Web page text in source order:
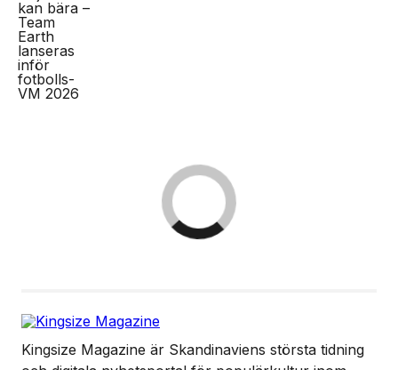
NYHETER
Den 18 juli samlar EA SPORTS fotbollsikonerna
David Beckham, Zinédine Zidane och Zlatan
I det öppna och ocensurerade samtalet, som leds av
berättelser och perspektiv på ögonblicken som